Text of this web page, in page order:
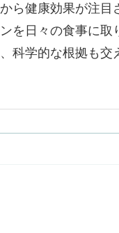
ら健康効果が注目
を日々の食事に取
科学的な根拠も交